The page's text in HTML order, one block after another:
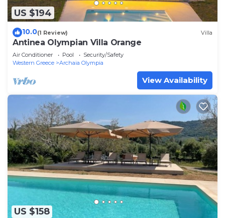
US $194
10.0(1 Review) Villa
Antinea Olympian Villa Orange
Air Conditioner Pool
Security/Safety
Western Greece
Archaia Olympia
View Availability
US $158